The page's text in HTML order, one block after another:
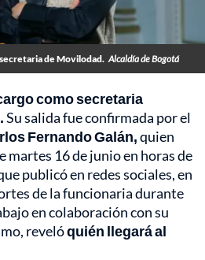
de Movilodad. Alcaldía de Bogotá
como secretaria
Su salida fue confirmada por el
Fernando Galán,quien
martes 16 de junio en horas de
publicó en redes sociales, en
de la funcionaria durante
en colaboración con su
revelóquién llegará al